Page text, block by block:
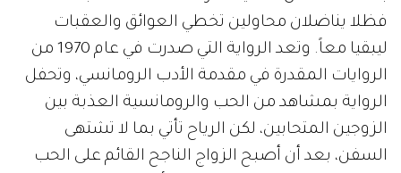
فظلا يناضلان محاولين تخطي العوائق والعقبات
ليبقيا معاً. وتعد الرواية التي صدرت في عام 1970 من
الروايات المقدرة في مقدمة الأدب الرومانسي، وتحفل
الرواية بمشاهد من الحب والرومانسية العذبة بين
الزوجين المتحابين، لكن الرياح تأتي بما لا تشتهى
السفن، بعد أن أصبح الزواج الناجح القائم على الحب